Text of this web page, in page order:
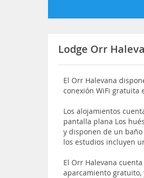
Lodge Orr
El Orr Halevana
conexión WiFi gratuita
Los alojamientos
pantalla plana Los
y disponen de un
los estudios incluyen
El Orr Halevana
aparcamiento